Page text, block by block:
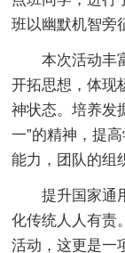
班以幽默机智旁
本次活动丰富
开拓思想，体现
神状态。培养发
一”的精神，提
能力，团队的组
提升国家通用
化传统人人有责
活动，这更是一